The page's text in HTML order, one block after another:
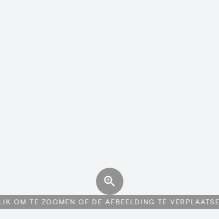
OM TE ZOOMEN OF DE AFBEELDING TE